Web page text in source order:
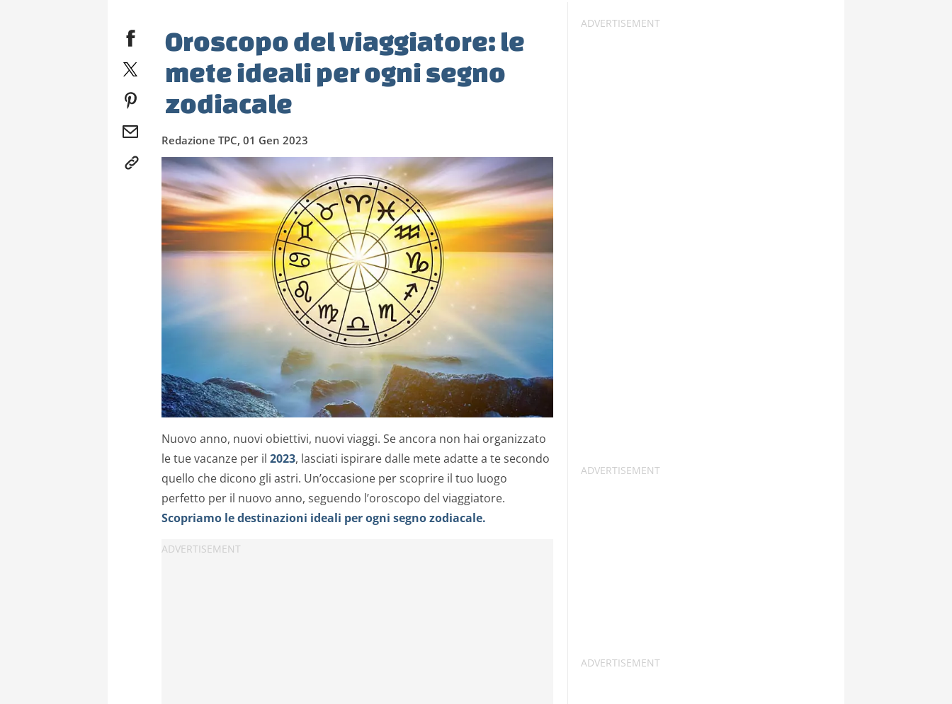
Oroscopo del viaggiatore: le
mete ideali per ogni segno
zodiacale
Redazione TPC, 01 Gen 2023
Nuovo anno, nuovi obiettivi, nuovi viaggi. Se ancora non hai organizzato
le tue vacanze per il 2023, lasciati ispirare dalle mete adatte a te secondo
quello che dicono gli astri. Un’occasione per scoprire il tuo luogo
perfetto per il nuovo anno, seguendo l’oroscopo del viaggiatore.
Scopriamo le destinazioni ideali per ogni segno zodiacale.